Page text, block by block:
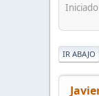
IR ABAJO